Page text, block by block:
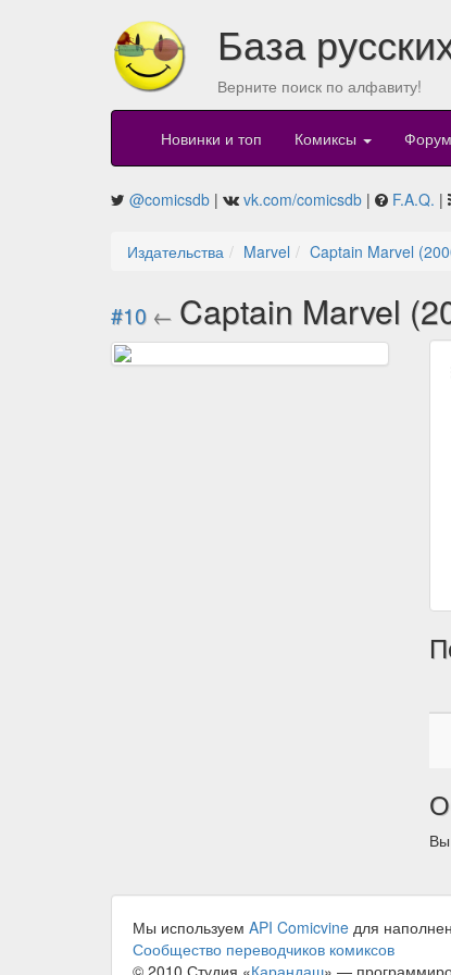
База
Верните поиск по алфавиту!
Новинки и топ Комиксы Форум
@comicsdb | vk.com/comicsdb | F.A.Q. |
Издательства Marvel Captain Marvel
#10 ← Captain Marvel
Вы
Мы используем API Comicvine для
Сообщество переводчиков комиксов